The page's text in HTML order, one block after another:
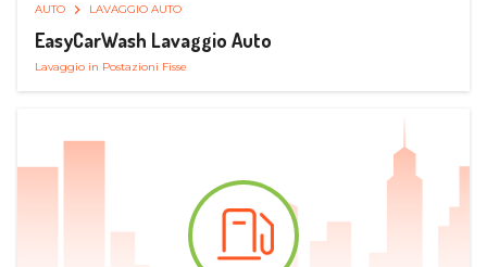
AUTO LAVAGGIO AUTO
EasyCarWash Lavaggio Auto
Lavaggio in Postazioni Fisse